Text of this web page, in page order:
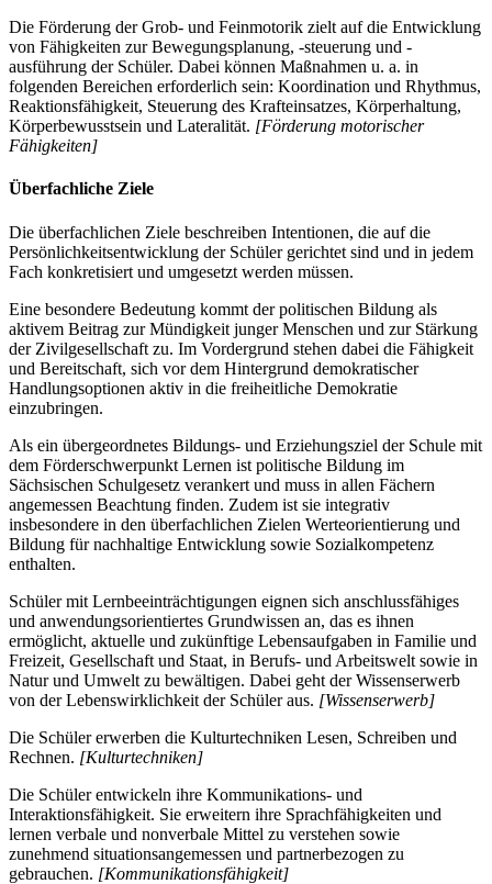
Die Förderung der Grob- und Feinmotorik zielt auf die Entwicklung
von Fähigkeiten zur Bewegungsplanung, -steuerung und -
ausführung der Schüler. Dabei können Maßnahmen u. a. in
folgenden Bereichen erforderlich sein: Koordination und Rhythmus,
Reaktionsfähigkeit, Steuerung des Krafteinsatzes, Körperhaltung,
Körperbewusstsein und Lateralität. [Förderung motorischer
Fähigkeiten]
Überfachliche Ziele
Die überfachlichen Ziele beschreiben Intentionen, die auf die
Persönlichkeitsentwicklung der Schüler gerichtet sind und in jedem
Fach konkretisiert und umgesetzt werden müssen.
Eine besondere Bedeutung kommt der politischen Bildung als
aktivem Beitrag zur Mündigkeit junger Menschen und zur Stärkung
der Zivilgesellschaft zu. Im Vordergrund stehen dabei die Fähigkeit
und Bereitschaft, sich vor dem Hintergrund demokratischer
Handlungsoptionen aktiv in die freiheitliche Demokratie
einzubringen.
Als ein übergeordnetes Bildungs- und Erziehungsziel der Schule mit
dem Förderschwerpunkt Lernen ist politische Bildung im
Sächsischen Schulgesetz verankert und muss in allen Fächern
angemessen Beachtung finden. Zudem ist sie integrativ
insbesondere in den überfachlichen Zielen Werteorientierung und
Bildung für nachhaltige Entwicklung sowie Sozialkompetenz
enthalten.
Schüler mit Lernbeeinträchtigungen eignen sich anschlussfähiges
und anwendungsorientiertes Grundwissen an, das es ihnen
ermöglicht, aktuelle und zukünftige Lebensaufgaben in Familie und
Freizeit, Gesellschaft und Staat, in Berufs- und Arbeitswelt sowie in
Natur und Umwelt zu bewältigen. Dabei geht der Wissenserwerb
von der Lebenswirklichkeit der Schüler aus. [Wissenserwerb]
Die Schüler erwerben die Kulturtechniken Lesen, Schreiben und
Rechnen. [Kulturtechniken]
Die Schüler entwickeln ihre Kommunikations- und
Interaktionsfähigkeit. Sie erweitern ihre Sprachfähigkeiten und
lernen verbale und nonverbale Mittel zu verstehen sowie
zunehmend situationsangemessen und partnerbezogen zu
gebrauchen. [Kommunikationsfähigkeit]